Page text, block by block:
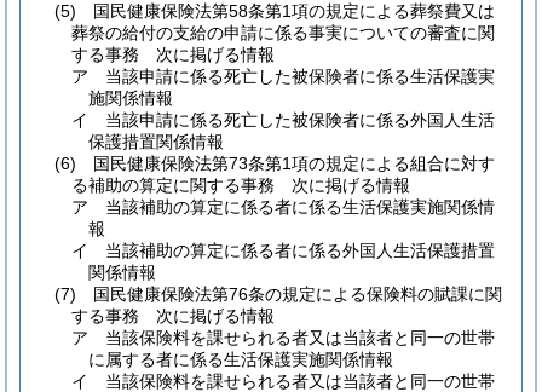
(5)
国民健康保険法第58条第1項の規定による葬祭費又は
葬祭の給付の支給の申請に係る事実についての審査に関
する事務 次に掲げる情報
ア
当該申請に係る死亡した被保険者に係る生活保護実
施関係情報
イ
当該申請に係る死亡した被保険者に係る外国人生活
保護措置関係情報
(6)
国民健康保険法第73条第1項の規定による組合に対す
る補助の算定に関する事務 次に掲げる情報
ア
当該補助の算定に係る者に係る生活保護実施関係情
報
イ
当該補助の算定に係る者に係る外国人生活保護措置
関係情報
(7)
国民健康保険法第76条の規定による保険料の賦課に関
する事務 次に掲げる情報
ア
当該保険料を課せられる者又は当該者と同一の世帯
に属する者に係る生活保護実施関係情報
イ
当該保険料を課せられる者又は当該者と同一の世帯